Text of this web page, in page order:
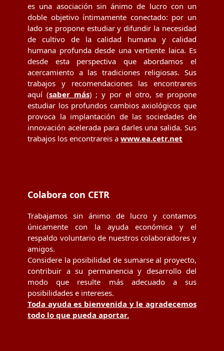
es una asociación sin ánimo de lucro con un
doble objetivo íntimamente conectado: por un
lado se propone estudiar y difundir la necesidad
de cultivo de la calidad humana y calidad
humana profunda desde una vertiente laica. Es
desde esta perspectiva que abordamos el
acercamiento a las tradiciones religiosas. Sus
trabajos y recomendaciones las encontrareis
aquí (saber más) ; y por el otro, se propone
estudiar los profundos cambios axiológicos que
provoca la implantación de las sociedades de
innovación acelerada para darles una salida. Sus
trabajos los encontrareis a www.ea.cetr.net
Colabora con CETR
Trabajamos sin ánimo de lucro y contamos
únicamente con la ayuda económica y el
respaldo voluntario de nuestros colaboradores y
amigos.
Considere la posibilidad de sumarse al proyecto,
contribuir a su permanencia y desarrollo del
modo que resulte más adecuado a sus
posibilidades e intereses.
Toda ayuda es bienvenida y le agradecemos
todo lo que pueda aportar.